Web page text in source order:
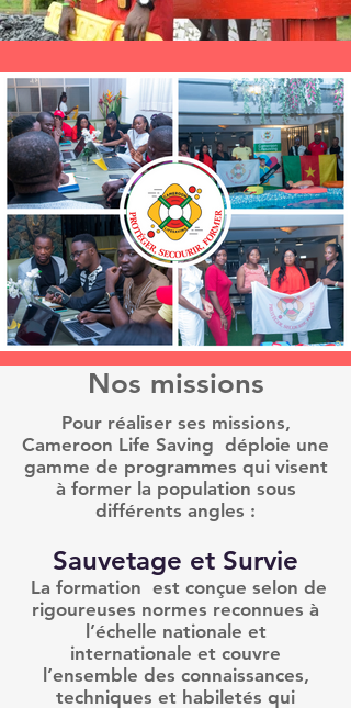
Nos missions
Pour réaliser ses missions,
Cameroon Life Saving déploie une
gamme de programmes qui visent
à former la population sous
différents angles :
Sauvetage et Survie
La formation est conçue selon de
rigoureuses normes reconnues à
l’échelle nationale et
internationale et couvre
l’ensemble des connaissances,
techniques et habiletés qui